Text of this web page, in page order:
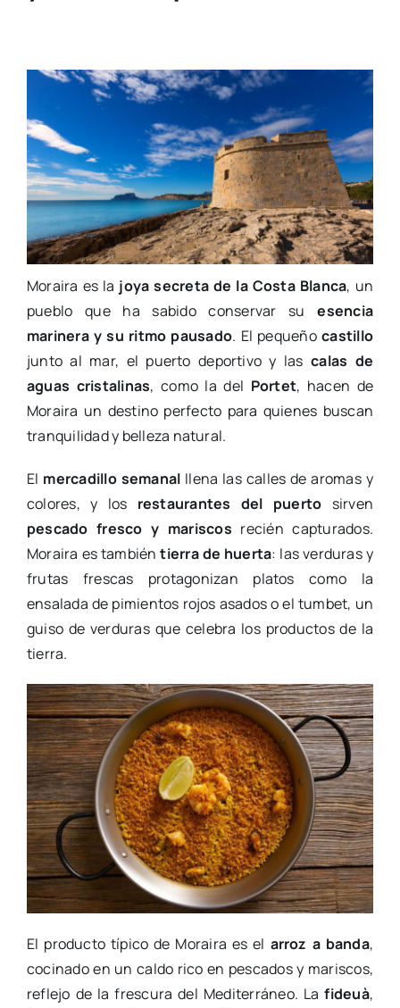
Moraira es la joya secreta de la Costa Blanca, un
pueblo que ha sabido conservar suesencia
marinera y su ritmo pausado. El pequeñocastillo
junto al mar, el puerto deportivo y lascalas de
aguas cristalinas, como la del Portet, hacen de
Moraira un destino perfecto para quienes buscan
tranquilidad y belleza natural.
El mercadillo semanal llena las calles de aromas y
colores, y los restaurantes del puerto sirven
pescado fresco y mariscos recién capturados.
Moraira es tambiéntierra de huerta: las verduras y
frutas frescas protagonizan platos como la
ensalada de pimientos rojos asados o el tumbet, un
guiso de verduras que celebra los productos de la
tierra.
El producto típico de Moraira es el arroz a banda,
cocinado en un caldo rico en pescados y mariscos,
reflejo de la frescura del Mediterráneo. Lafideuà,